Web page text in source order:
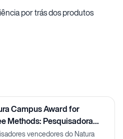
por trás dos produtos
Campus Award for
Methods: Pesquisadora
vencedores do Natura